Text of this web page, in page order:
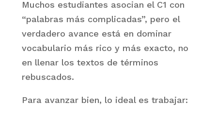
Muchos estudiantes asocian el C1 con
“palabras más complicadas”, pero el
verdadero avance está en dominar
vocabulario más rico y más exacto, no
en llenar los textos de términos
rebuscados.
Para avanzar bien, lo ideal es trabajar: